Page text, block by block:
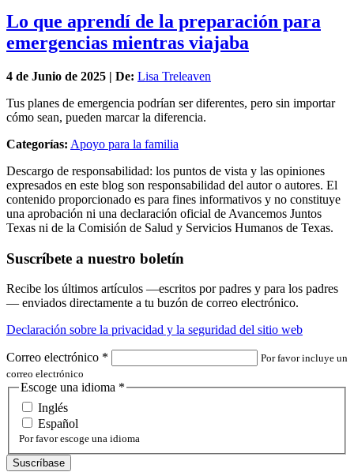
Lo que aprendí de la preparación para
emergencias mientras viajaba
4 de Junio de 2025 | De: Lisa Treleaven
Tus planes de emergencia podrían ser diferentes, pero sin importar
cómo sean, pueden marcar la diferencia.
Categorías: Apoyo para la familia
Descargo de responsabilidad: los puntos de vista y las opiniones
expresados en este blog son responsabilidad del autor o autores. El
contenido proporcionado es para fines informativos y no constituye
una aprobación ni una declaración oficial de Avancemos Juntos
Texas ni de la Comisión de Salud y Servicios Humanos de Texas.
Suscríbete a nuestro boletín
Recibe los últimos artículos —escritos por padres y para los padres
— enviados directamente a tu buzón de correo electrónico.
Declaración sobre la privacidad y la seguridad del sitio web
Correo electrónico *
Por favor incluye un
correo electrónico
Escoge una idioma *
Inglés
Español
Por favor escoge una idioma